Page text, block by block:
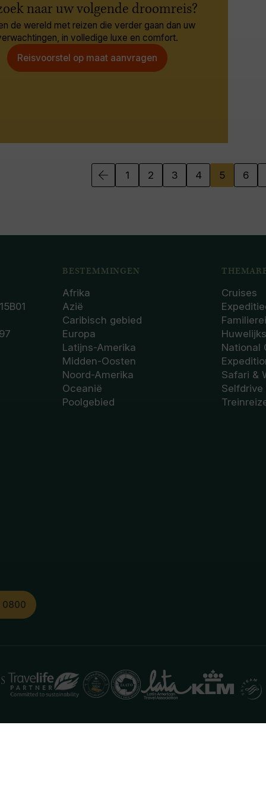
naar uw volgende droomreis?
de wereld met reizen die verder gaan dan uw
in volledige luxe en comfort.
Reisvoorstel op maat aanvragen
1 2 3 4 5 6
BESTEMMINGEN
Afrika
Azië
Caribisch gebied
Europa
Latijns-Amerika
Midden-Oosten
Noord-Amerika
Oceanië
Poolgebied
Cruises
National
Safari &
Selfdrive
0800